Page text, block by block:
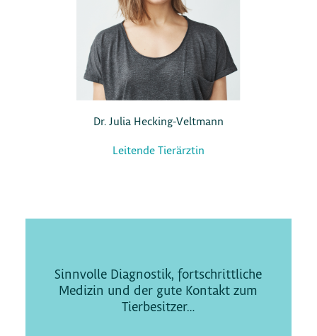
Dr. Julia Hecking-Veltmann
Leitende Tierärztin
Sinnvolle Diagnostik, fortschrittliche
Medizin und der gute Kontakt zum
Tierbesitzer…